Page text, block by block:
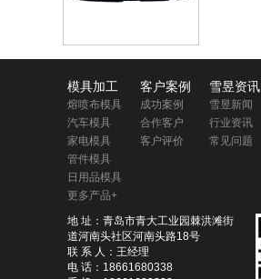
模具加工
熔喷布模具
汽车模具
家电模具
管件模具
日用品模具
更多产品+
客户案例
成功案例
合作客户
客户评价
雪昱资讯
雪昱新闻
行业资讯
常见问题
地 址：青岛市青大工业园棘洪滩街
道河南头社区河南头路18号
联 系 人：王经理
电 话：18661680338